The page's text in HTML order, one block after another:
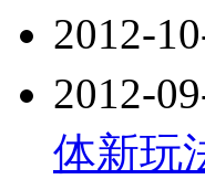
2012-
2012-
体新玩